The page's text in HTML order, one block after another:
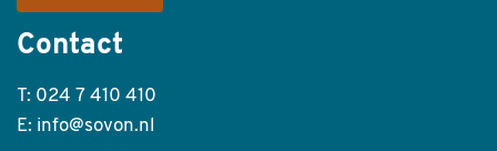
Contact
T: 024 7 410 410
E: info@sovon.nl